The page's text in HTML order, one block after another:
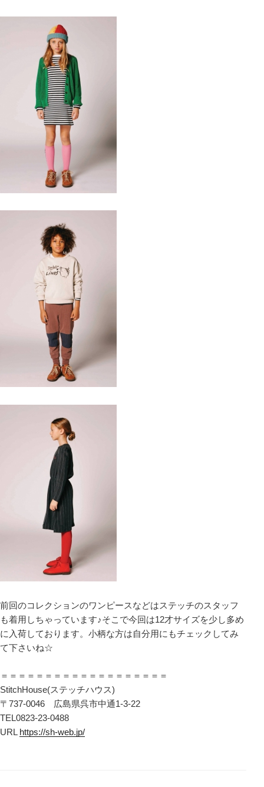
前回のコレクションのワンピースなどはステッチのスタッフ
も着用しちゃっています♪そこで今回は12才サイズを少し多め
に入荷しております。小柄な方は自分用にもチェックしてみ
て下さいね☆
＝＝＝＝＝＝＝＝＝＝＝＝＝＝＝＝＝＝＝
StitchHouse(ステッチハウス)
〒737-0046 広島県呉市中通1-3-22
TEL0823-23-0488
URL https://sh-web.jp/